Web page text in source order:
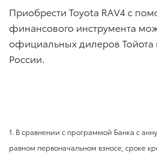
Приобрести Toyota RAV4 с
финансового инструмента
официальных дилеров Тойота
России.
1. В сравнении с программой Банка с
равном первоначальном взносе, сроке